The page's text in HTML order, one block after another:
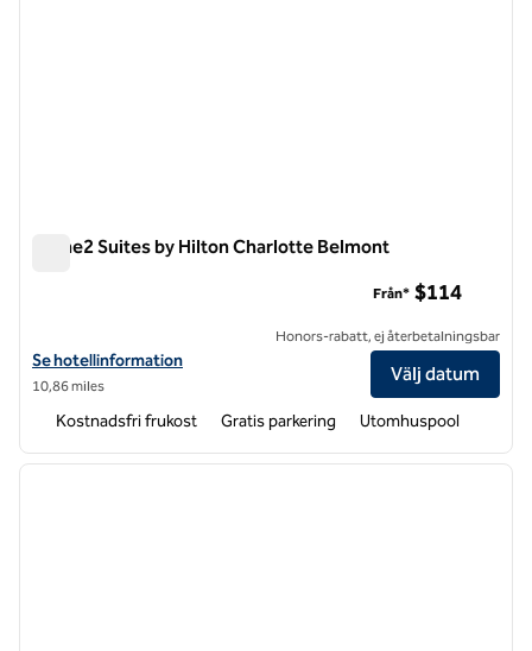
Home2 Suites by Hilton Charlotte Belmont
Visa hotelluppgifter för Home2 Suites by Hilton Charlotte Belmont
Se hotellinformation
10,86 miles
Från* $114
Honors-rabatt, ej återbetalningsbar
Välj datum
Kostnadsfri frukost Gratis parkering Utomhuspool
1 av 12
nästa